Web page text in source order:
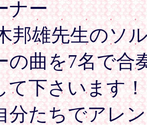
ナー
邦雄先生のソ
の曲を7名で合
て下さいます
分たちでアレ